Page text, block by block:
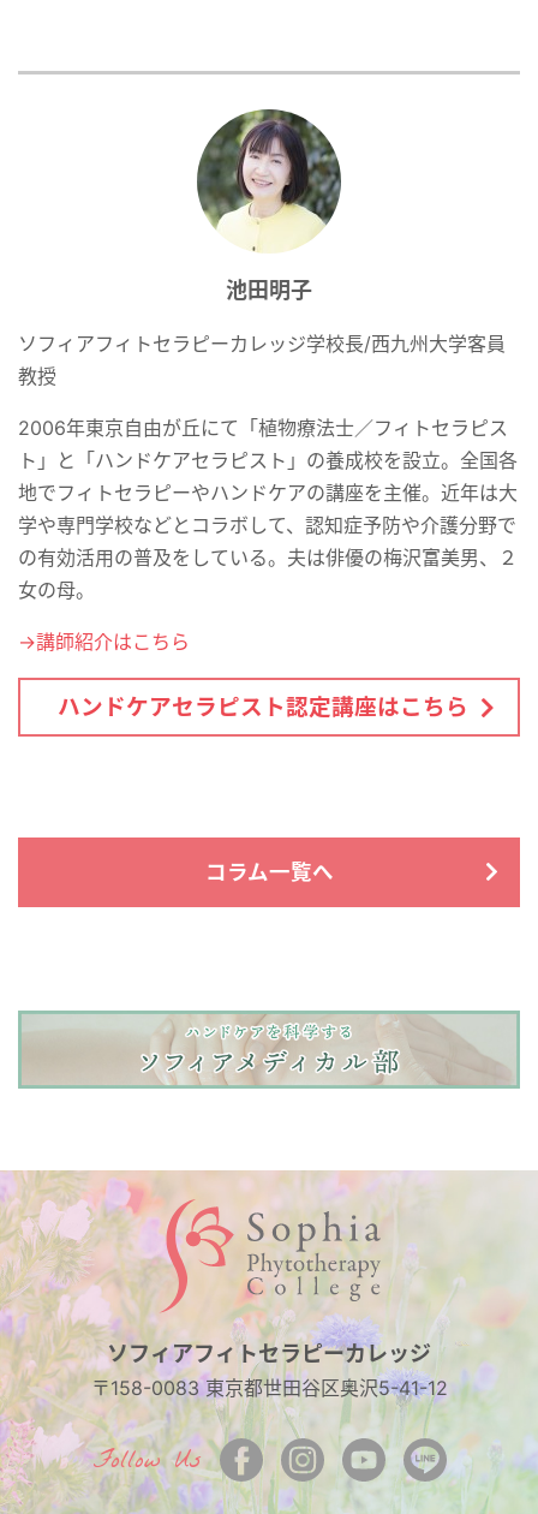
池田明子
ソフィアフィトセラピーカレッジ学校長/西九州大学客員
教授
2006年東京自由が丘にて「植物療法士／フィトセラピス
ト」と「ハンドケアセラピスト」の養成校を設立。全国各
地でフィトセラピーやハンドケアの講座を主催。近年は大
学や専門学校などとコラボして、認知症予防や介護分野で
の有効活用の普及をしている。夫は俳優の梅沢富美男、２
女の母。
→講師紹介はこちら
ハンドケアセラピスト認定講座はこちら
コラム一覧へ
ソフィアフィトセラピーカレッジ
〒158-0083 東京都世田谷区奥沢5-41-12
Follow Us
facebook InstagramYoutubeチャンネル
LINE